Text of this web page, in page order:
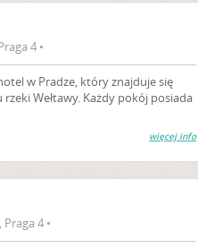
4 •
w Pradze, który znajduje się
Wełtawy. Każdy pokój posiada
więcej info
4 •